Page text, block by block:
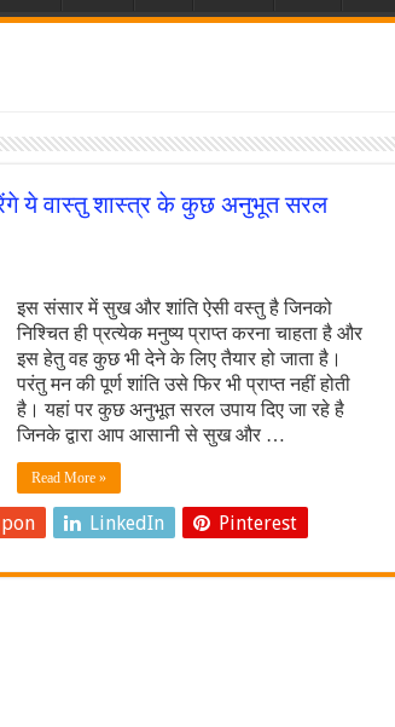
ये वास्तु शास्त्र के कुछ अनुभूत सरल
इस संसार में सुख और शांति ऐसी वस्तु है जिनको
निश्चित ही प्रत्येक मनुष्य प्राप्त करना चाहता है और
इस हेतु वह कुछ भी देने के लिए तैयार हो जाता है।
परंतु मन की पूर्ण शांति उसे फिर भी प्राप्त नहीं होती
है। यहां पर कुछ अनुभूत सरल उपाय दिए जा रहे है
जिनके द्वारा आप आसानी से सुख और …
Read More »
LinkedIn Pinterest